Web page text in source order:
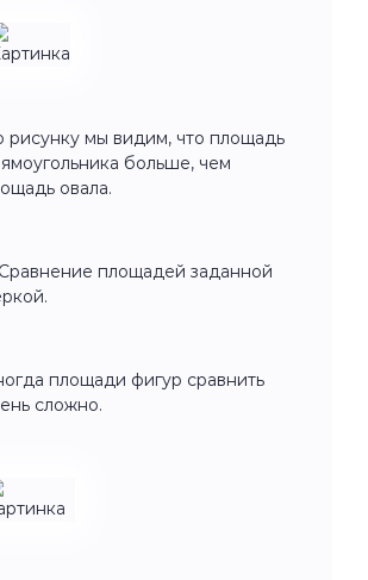
рисунку мы видим, что площадь
больше, чем
овала.
площадей заданной
площади фигур сравнить
сложно.